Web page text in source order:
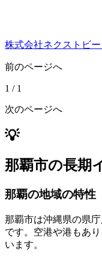
株式会社ネクストビー
前のページへ
1 / 1
次のページへ
💡
那覇市の長期
那覇の地域の特性
那覇市は沖縄県の県
です。空港や港もあ
います。